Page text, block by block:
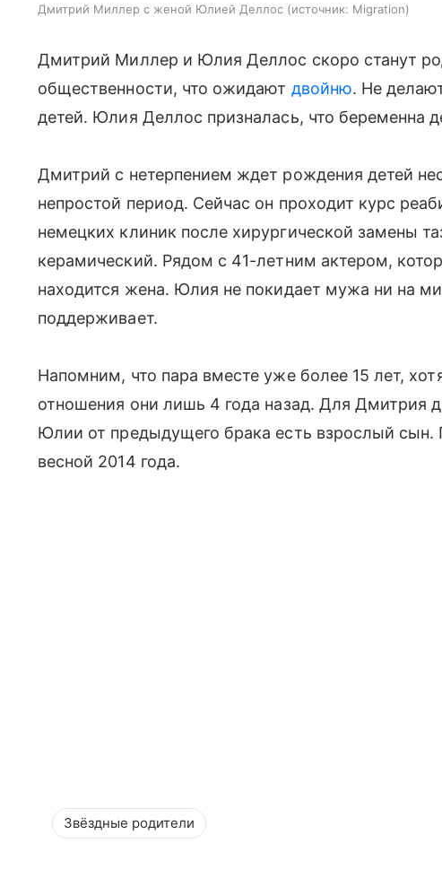
Дмитрий Миллер с женой Юлией Деллос источник: Migration
Дмитрий Миллер и Юлия Деллос скоро станут
общественности, что ожидают двойню. Не
детей. Юлия Деллос призналась, что беременна
Дмитрий с нетерпением ждет рождения детей
непростой период. Сейчас он проходит курс
немецких клиник после хирургической замены
керамический. Рядом с 41-летним актером,
находится жена. Юлия не покидает мужа ни на
поддерживает.
Напомним, что пара вместе уже более 15 лет,
отношения они лишь 4 года назад. Для Дмитрия
Юлии от предыдущего брака есть взрослый сын.
весной 2014 года.
Звёздные родители